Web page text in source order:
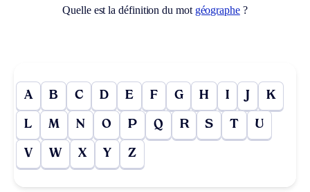
Quelle est la définition du mot géographe?
A B C D E F G H I J K
L M N O P Q R S T U
V W X Y Z